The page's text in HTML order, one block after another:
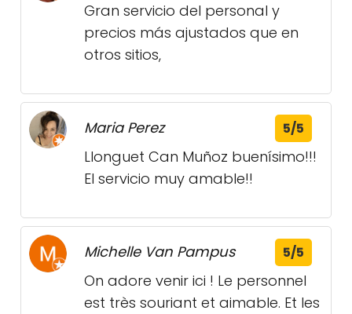
Gran servicio del personal y
precios más ajustados que en
otros sitios,
Maria Perez 5/5
Llonguet Can Muñoz buenísimo!!!
El servicio muy amable!!
Michelle Van Pampus 5/5
On adore venir ici ! Le personnel
est très souriant et aimable. Et les